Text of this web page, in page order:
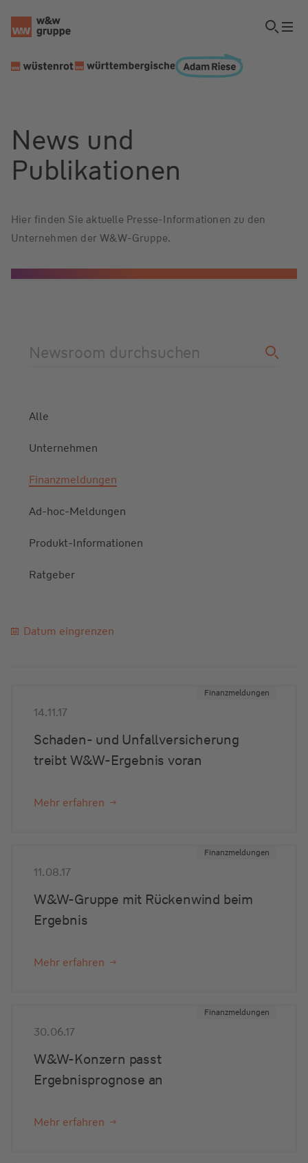
News und
Publikationen
Hier finden Sie aktuelle Presse-Informationen zu den
Unternehmen der W&W-Gruppe.
Newsroom durchsuchen
Alle
Unternehmen
Finanzmeldungen
Ad-hoc-Meldungen
Produkt-Informationen
Ratgeber
Datum eingrenzen
Finanzmeldungen
14.11.17
Schaden- und Unfallversicherung
treibt W&W-Ergebnis voran
Mehr erfahren
Finanzmeldungen
11.08.17
W&W-Gruppe mit Rückenwind beim
Ergebnis
Mehr erfahren
Finanzmeldungen
30.06.17
W&W-Konzern passt
Ergebnisprognose an
Mehr erfahren